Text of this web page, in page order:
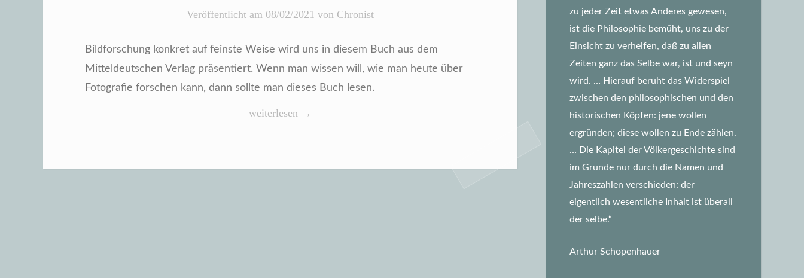
Veröffentlicht am 08/02/2021 von Chronist
Bildforschung konkret auf feinste Weise wird uns in diesem Buch aus dem
Mitteldeutschen Verlag präsentiert. Wenn man wissen will, wie man heute über
Fotografie forschen kann, dann sollte man dieses Buch lesen.
„Vietnam
Krieg
weiterlesen →
zu jeder Zeit etwas Anderes gewesen,
ist die Philosophie bemüht, uns zu der
Einsicht zu verhelfen, daß zu allen
Zeiten ganz das Selbe war, ist und seyn
wird. … Hierauf beruht das Widerspiel
zwischen den philosophischen und den
historischen Köpfen: jene wollen
ergründen; diese wollen zu Ende zählen.
… Die Kapitel der Völkergeschichte sind
im Grunde nur durch die Namen und
Jahreszahlen verschieden: der
eigentlich wesentliche Inhalt ist überall
der selbe.“
Arthur Schopenhauer